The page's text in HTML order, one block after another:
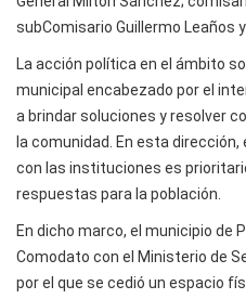
subComisario Guillermo Leaños
La acción política en el ámbito
municipal encabezado por el
a brindar soluciones y resolver
la comunidad. En esta
con las instituciones es
respuestas para la población.
En dicho marco, el municipio de
Comodato con el Ministerio de
por el que se cedió un espacio